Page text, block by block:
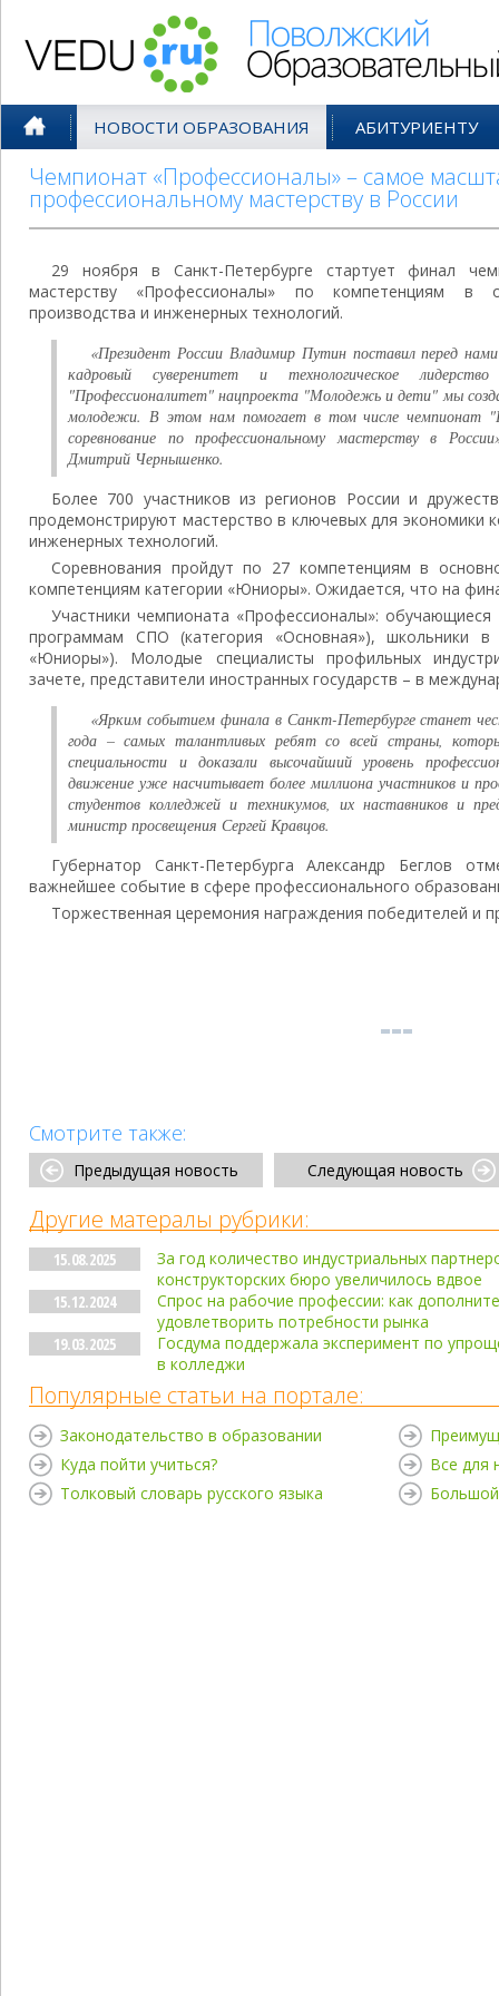
НОВОСТИ ОБРАЗОВАНИЯ АБИТУРИЕНТУ
Чемпионат «Профессионалы» – самое
профессиональному мастерству в России
29 ноября в Санкт-Петербурге стартует финал
мастерству «Профессионалы» по компетенциям в
производства и инженерных технологий.
«Президент России Владимир Путин поставил перед
кадровый суверенитет и технологическое
"Профессионалитет" нацпроекта "Молодежь и дети" мы
молодежи. В этом нам помогает в том числе чемпионат
соревнование по профессиональному мастерству в
Дмитрий Чернышенко.
Более 700 участников из регионов России и
продемонстрируют мастерство в ключевых для экономики
инженерных технологий.
Соревнования пройдут по 27 компетенциям в
компетенциям категории «Юниоры». Ожидается, что на
Участники чемпионата «Профессионалы»:
программам СПО (категория «Основная»), школьники
«Юниоры»). Молодые специалисты профильных
зачете, представители иностранных государств – в
«Ярким событием финала в Санкт-Петербурге станет
года – самых талантливых ребят со всей страны,
специальности и доказали высочайший уровень
движение уже насчитывает более миллиона участников и
студентов колледжей и техникумов, их наставников и
министр просвещения Сергей Кравцов.
Губернатор Санкт-Петербурга Александр Беглов
важнейшее событие в сфере профессионального
Торжественная церемония награждения победителей и
Смотрите также:
Предыдущая новость Следующая новость
Другие матералы рубрики:
15.08.2025
За год количество индустриальных
конструкторских бюро увеличилось вдвое
15.12.2024
Спрос на рабочие профессии: как
удовлетворить потребности рынка
19.03.2025
Госдума поддержала эксперимент по
в колледжи
Популярные статьи на портале:
Законодательство в образовании
Куда пойти учиться?
Толковый словарь русского языка
Все для
Большой